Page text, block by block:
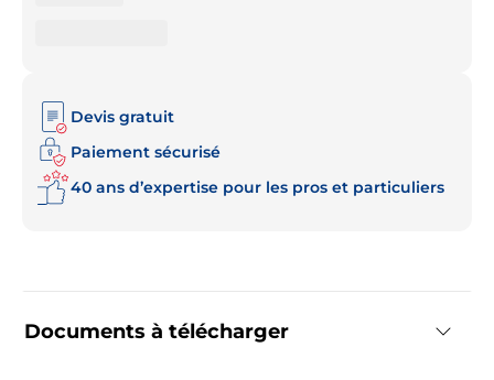
Documents à télécharger
Devis gratuit
Paiement sécurisé
40 ans d’expertise pour les pros et particuliers